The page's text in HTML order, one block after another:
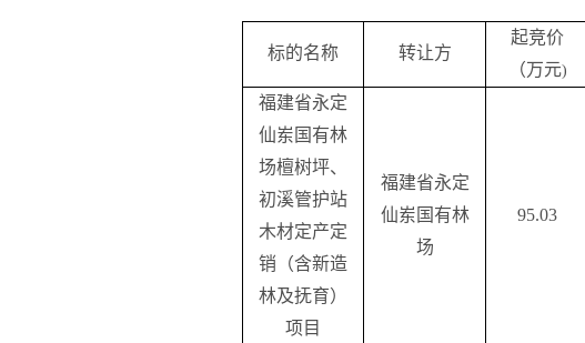
标的名称 转让方
起竞价
（万元)
福建省永定
仙岽国有林
场檀树坪、
初溪管护站
木材定产定
销（含新造
林及抚育）
项目
福建省永定
仙岽国有林
场
95.03